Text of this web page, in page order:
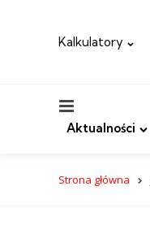
Kalkulatory
Aktualności
Strona główna